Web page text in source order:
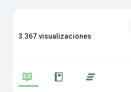
3.367 visualizaciones